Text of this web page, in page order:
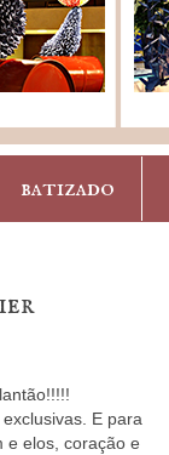
batizado
E para
e elos, coração e